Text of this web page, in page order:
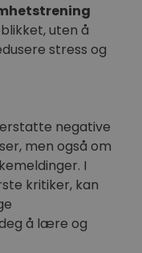
uten å
stress og
negative
men også om
I
kritiker, kan
å lære og